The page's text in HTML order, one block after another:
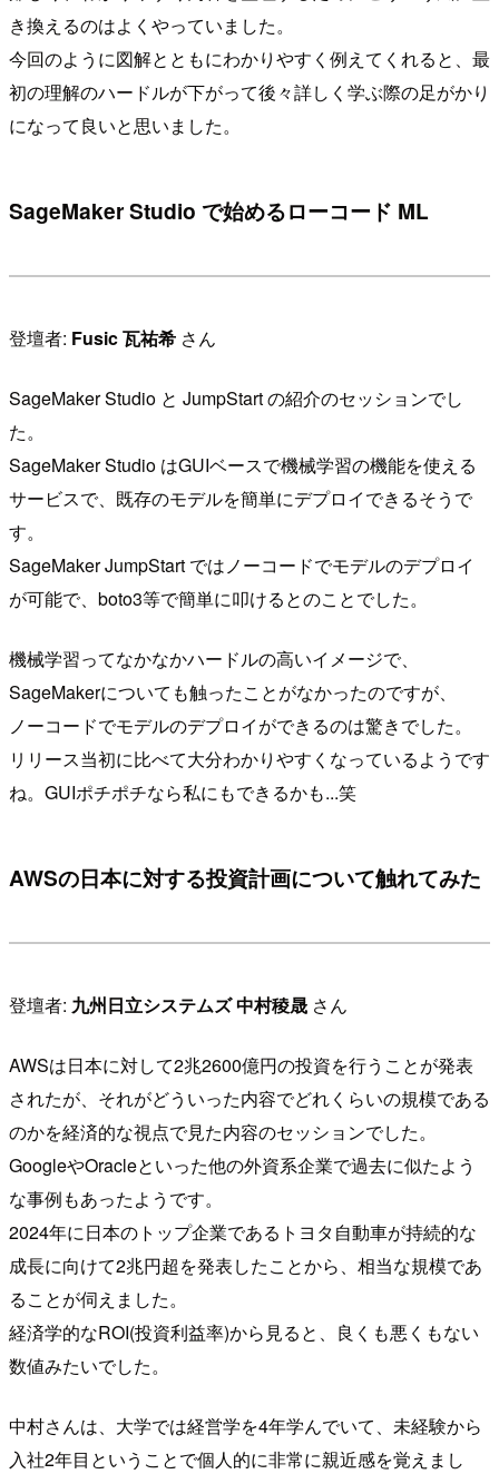
き換えるのはよくやっていました。
今回のように図解とともにわかりやすく例えてくれると、最
初の理解のハードルが下がって後々詳しく学ぶ際の足がかり
になって良いと思いました。
SageMaker Studio で始めるローコード ML
登壇者: Fusic 瓦祐希 さん
SageMaker Studio と JumpStart の紹介のセッションでし
た。
SageMaker Studio はGUIベースで機械学習の機能を使える
サービスで、既存のモデルを簡単にデプロイできるそうで
す。
SageMaker JumpStart ではノーコードでモデルのデプロイ
が可能で、boto3等で簡単に叩けるとのことでした。
機械学習ってなかなかハードルの高いイメージで、
SageMakerについても触ったことがなかったのですが、
ノーコードでモデルのデプロイができるのは驚きでした。
リリース当初に比べて大分わかりやすくなっているようです
ね。GUIポチポチなら私にもできるかも...笑
AWSの日本に対する投資計画について触れてみた
登壇者: 九州日立システムズ 中村稜晟 さん
AWSは日本に対して2兆2600億円の投資を行うことが発表
されたが、それがどういった内容でどれくらいの規模である
のかを経済的な視点で見た内容のセッションでした。
GoogleやOracleといった他の外資系企業で過去に似たよう
な事例もあったようです。
2024年に日本のトップ企業であるトヨタ自動車が持続的な
成長に向けて2兆円超を発表したことから、相当な規模であ
ることが伺えました。
経済学的なROI(投資利益率)から見ると、良くも悪くもない
数値みたいでした。
中村さんは、大学では経営学を4年学んでいて、未経験から
入社2年目ということで個人的に非常に親近感を覚えまし